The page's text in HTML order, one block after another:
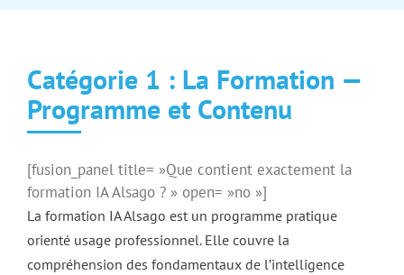
Catégorie 1 : La Formation —
Programme et Contenu
[fusion_panel title= »Que contient exactement la
formation IA Alsago ? » open= »no »]
La formation IA Alsago est un programme pratique
orienté usage professionnel. Elle couvre la
compréhension des fondamentaux de l’intelligence